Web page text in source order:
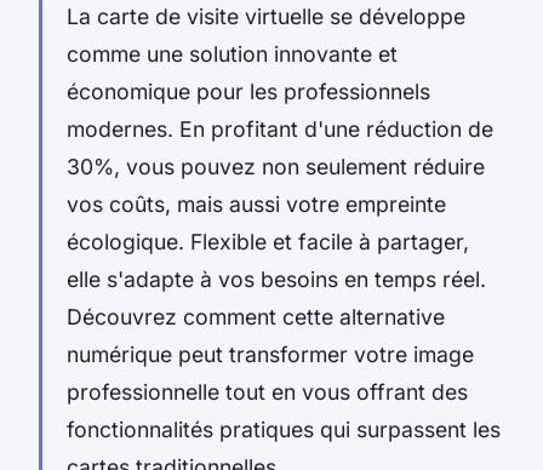
La carte de visite virtuelle se développe
comme une solution innovante et
économique pour les professionnels
modernes. En profitant d'une réduction de
30%, vous pouvez non seulement réduire
vos coûts, mais aussi votre empreinte
écologique. Flexible et facile à partager,
elle s'adapte à vos besoins en temps réel.
Découvrez comment cette alternative
numérique peut transformer votre image
professionnelle tout en vous offrant des
fonctionnalités pratiques qui surpassent les